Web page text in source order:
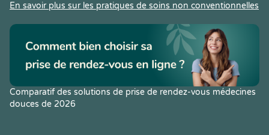
En savoir plus sur les pratiques de soins non conventionnelles
Comparatif des solutions de prise de rendez-vous médecines
douces de 2026